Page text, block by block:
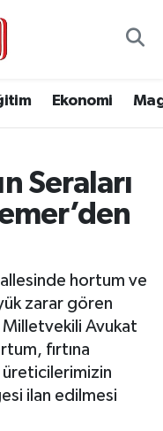
Ekonomi
Seraları
hortum ve
zarar gören
Avukat
fırtına
ilan edilmesi